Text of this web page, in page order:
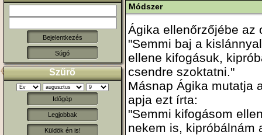
Súgó
Szűrő
Időgép
Legjobbak
Küldök én is!
Módszer
Ágika ellenőrzőjébe az
"Semmi baj a
ellene kifogásuk,
csendre szoktatni."
Másnap Ágika mutatja
apja ezt írta:
"Semmi kifogásom
nekem is, kipróbálnám